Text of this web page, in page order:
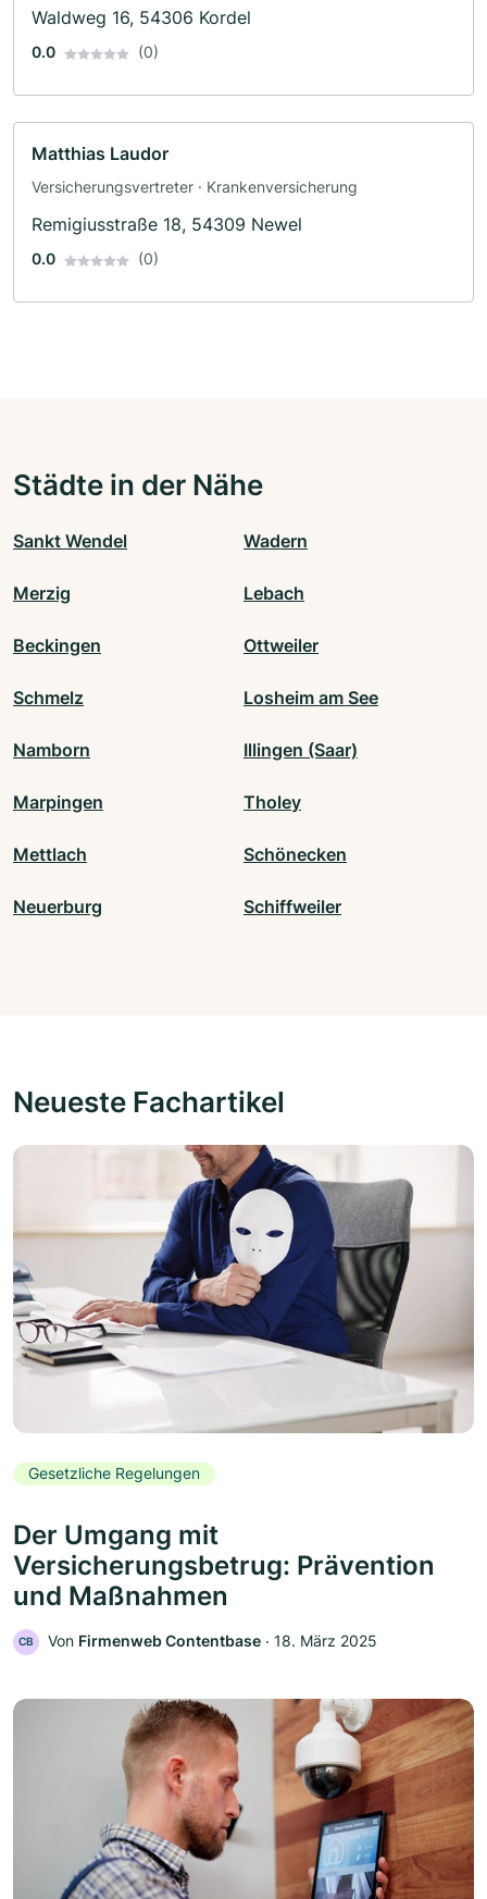
Waldweg 16, 54306 Kordel
0.0 (0)
Matthias Laudor
Versicherungsvertreter · Krankenversicherung
Remigiusstraße 18, 54309 Newel
0.0 (0)
Städte in der Nähe
Sankt Wendel Wadern
Merzig Lebach
Beckingen Ottweiler
Schmelz Losheim am See
Namborn Illingen (Saar)
Marpingen Tholey
Mettlach Schönecken
Neuerburg Schiffweiler
Neueste Fachartikel
Gesetzliche Regelungen
Der Umgang mit
Versicherungsbetrug: Prävention
und Maßnahmen
CB Von Firmenweb Contentbase ‧ 18. März 2025